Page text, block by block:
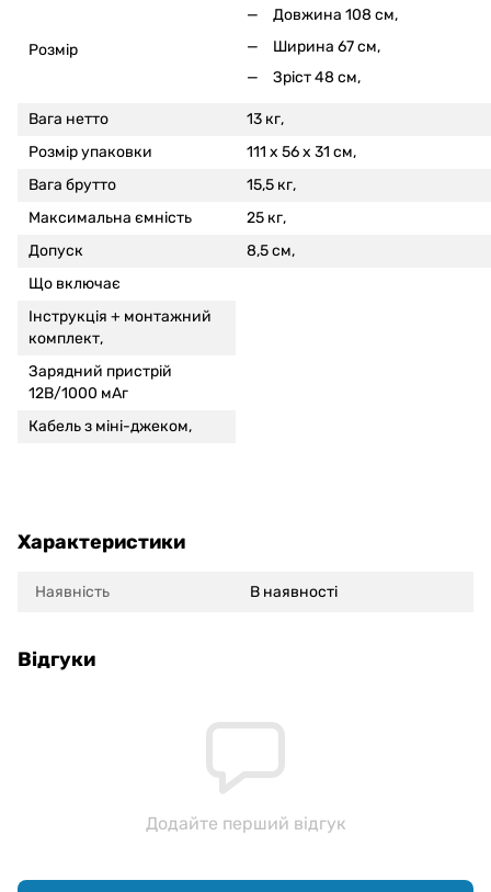
Розмір
Довжина 108 см,
Ширина 67 см,
Зріст 48 см,
Вага нетто
13 кг,
Розмір упаковки
111 x 56 x 31 см,
Вага брутто
15,5 кг,
Максимальна ємність
25 кг,
Допуск
8,5 см,
Що включає
Інструкція + монтажний
комплект,
Зарядний пристрій
12В/1000 мАг
Кабель з міні-джеком,
Характеристики
Наявність В наявності
Відгуки
Додайте перший відгук